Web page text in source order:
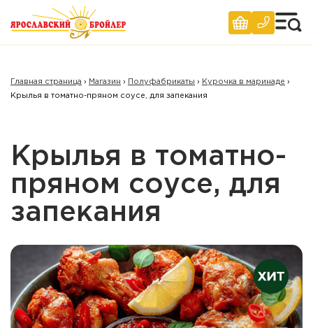
Главная страница › Магазин › Полуфабрикаты › Курочка в маринаде ›
Крылья в томатно-пряном соусе, для запекания
Крылья в томатно-
пряном соусе, для
запекания